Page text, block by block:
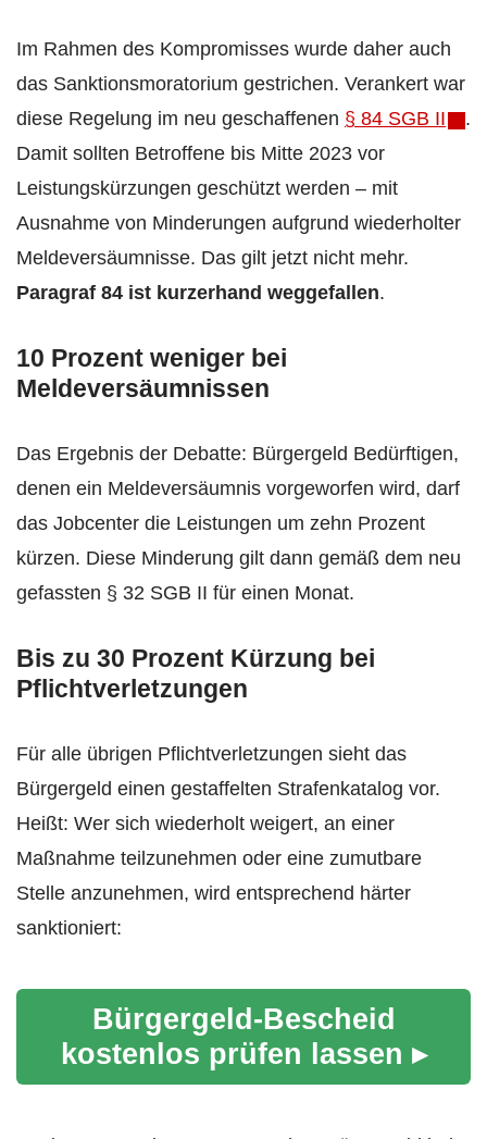
Im Rahmen des Kompromisses wurde daher auch
das Sanktionsmoratorium gestrichen. Verankert war
diese Regelung im neu geschaffenen § 84 SGB II
.
Damit sollten Betroffene bis Mitte 2023 vor
Leistungskürzungen geschützt werden – mit
Ausnahme von Minderungen aufgrund wiederholter
Meldeversäumnisse. Das gilt jetzt nicht mehr.
Paragraf 84 ist kurzerhand weggefallen.
10 Prozent weniger bei
Meldeversäumnissen
Das Ergebnis der Debatte: Bürgergeld Bedürftigen,
denen ein Meldeversäumnis vorgeworfen wird, darf
das Jobcenter die Leistungen um zehn Prozent
kürzen. Diese Minderung gilt dann gemäß dem neu
gefassten § 32 SGB II für einen Monat.
Bis zu 30 Prozent Kürzung bei
Pflichtverletzungen
Für alle übrigen Pflichtverletzungen sieht das
Bürgergeld einen gestaffelten Strafenkatalog vor.
Heißt: Wer sich wiederholt weigert, an einer
Maßnahme teilzunehmen oder eine zumutbare
Stelle anzunehmen, wird entsprechend härter
sanktioniert:
Bürgergeld-Bescheid
kostenlos prüfen lassen ▸